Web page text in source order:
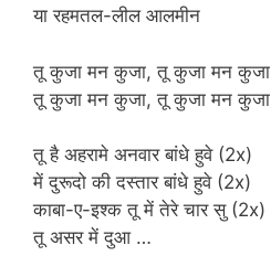
या रहमतल-लील आलमीन
तू कुजा मन कुजा, तू कुजा मन कुजा
तू कुजा मन कुजा, तू कुजा मन कुजा
तू है अहरामे अनवार बांधे हुवे (2x)
में दुरूदो की दस्तार बांधे हुवे (2x)
काबा-ए-इश्क तू में तेरे चार सु (2x)
तू असर में दुआ …